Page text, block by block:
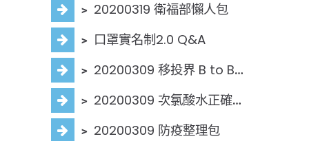
﹥ 20200319 衛福部懶人包
﹥ 口罩實名制2.0 Q&A
﹥ 20200309 移投界 B to B 海外地產投資高峰會 熱烈招商中
﹥ 20200309 次氯酸水正確使用方式
﹥ 20200309 防疫整理包